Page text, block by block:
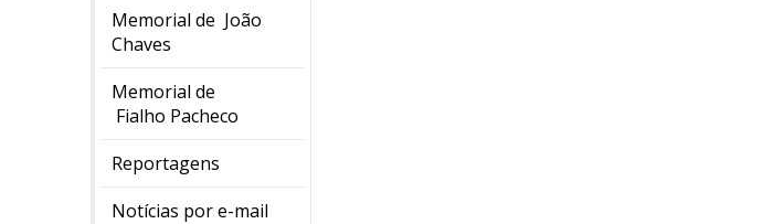
Memorial de João
Chaves
Memorial de
Fialho Pacheco
Reportagens
Notícias por e-mail